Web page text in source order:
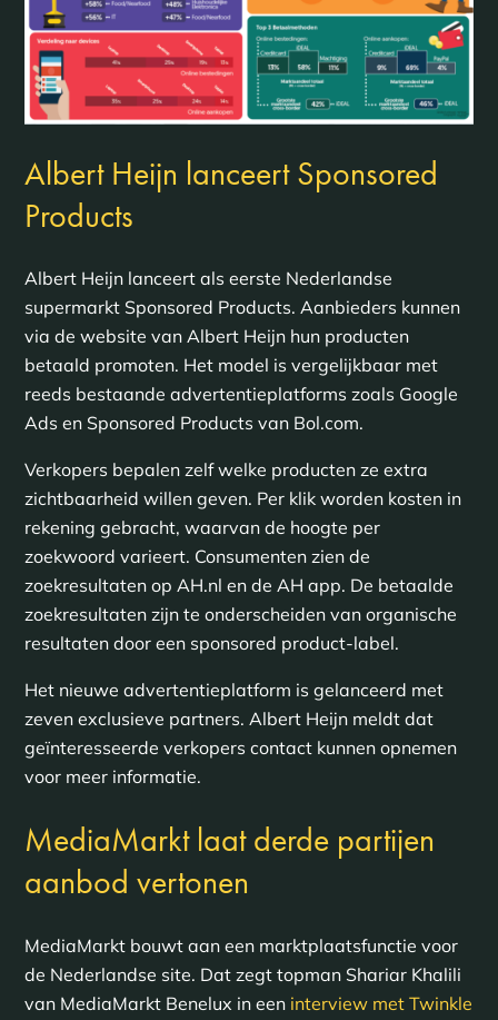
Albert Heijn lanceert Sponsored
Products
Albert Heijn lanceert als eerste Nederlandse
supermarkt Sponsored Products. Aanbieders kunnen
via de website van Albert Heijn hun producten
betaald promoten. Het model is vergelijkbaar met
reeds bestaande advertentieplatforms zoals Google
Ads en Sponsored Products van Bol.com.
Verkopers bepalen zelf welke producten ze extra
zichtbaarheid willen geven. Per klik worden kosten in
rekening gebracht, waarvan de hoogte per
zoekwoord varieert. Consumenten zien de
zoekresultaten op AH.nl en de AH app. De betaalde
zoekresultaten zijn te onderscheiden van organische
resultaten door een sponsored product-label.
Het nieuwe advertentieplatform is gelanceerd met
zeven exclusieve partners. Albert Heijn meldt dat
geïnteresseerde verkopers contact kunnen opnemen
voor meer informatie.
MediaMarkt laat derde partijen
aanbod vertonen
MediaMarkt bouwt aan een marktplaatsfunctie voor
de Nederlandse site. Dat zegt topman Shariar Khalili
van MediaMarkt Benelux in een interview met Twinkle